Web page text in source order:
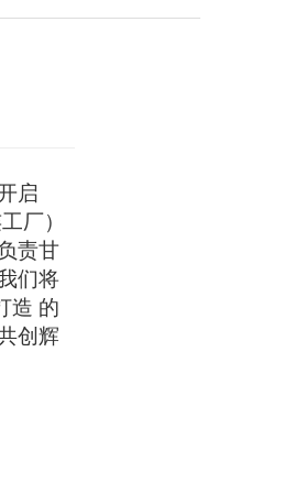
启
厂）
责甘
们将
造 的
创辉